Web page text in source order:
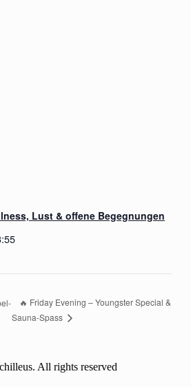
Lust & offene Begegnungen
🔥 Friday Evening – Youngster Special &
Sauna-Spass
All rights reserved